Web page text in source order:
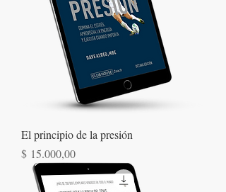
El principio de la presión
Precio
$ 15.000,00